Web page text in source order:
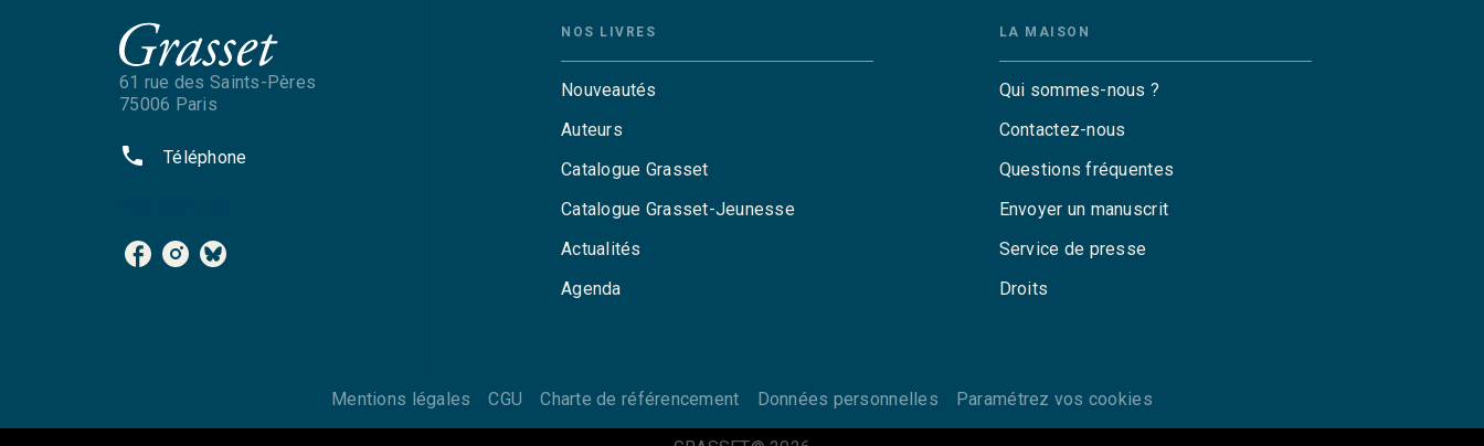
61 rue des Saints-Pères
75006 Paris
phone Téléphone
NOS LIVRES
Nouveautés
Auteurs
Catalogue Grasset
Catalogue Grasset-Jeunesse
Actualités
Agenda
LA MAISON
Qui sommes-nous ?
Contactez-nous
Questions fréquentes
Envoyer un manuscrit
Service de presse
Droits
Mentions légales CGU Charte de référencement Données personnelles Paramétrez vos cookies